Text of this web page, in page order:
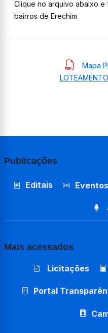
Clique no arquivo abaixo
bairros de Erechim
Mapa
Publicações
Editais Eventos
Mais acessados
Licitações
Portal